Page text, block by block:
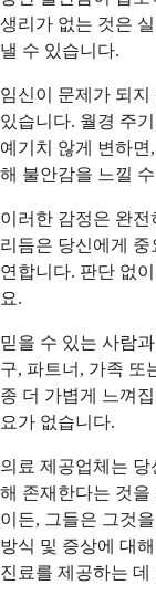
생리가 없는 것은
낼 수 있습니다.
임신이 문제가 되
있습니다. 월경 주
예기치 않게 변하
해 불안감을 느낄
이러한 감정은 완
리듬은 당신에게
연합니다. 판단 없
요.
믿을 수 있는 사람
구, 파트너, 가족 또
종 더 가볍게 느껴
요가 없습니다.
의료 제공업체는
해 존재한다는 것을
이든, 그들은 그것
방식 및 증상에 대
진료를 제공하는 데